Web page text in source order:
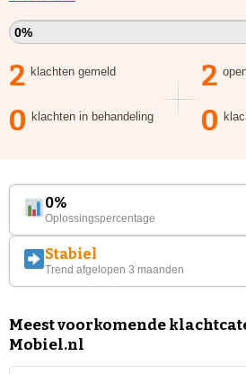
0%
2 klachten gemeld 2
0 klachten in behandeling 0
0%
Oplossingspercentage
Stabiel
Trend afgelopen 3 maanden
Meest voorkomende
Mobiel.nl